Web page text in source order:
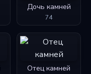
Дочь камней
74
Отец камней